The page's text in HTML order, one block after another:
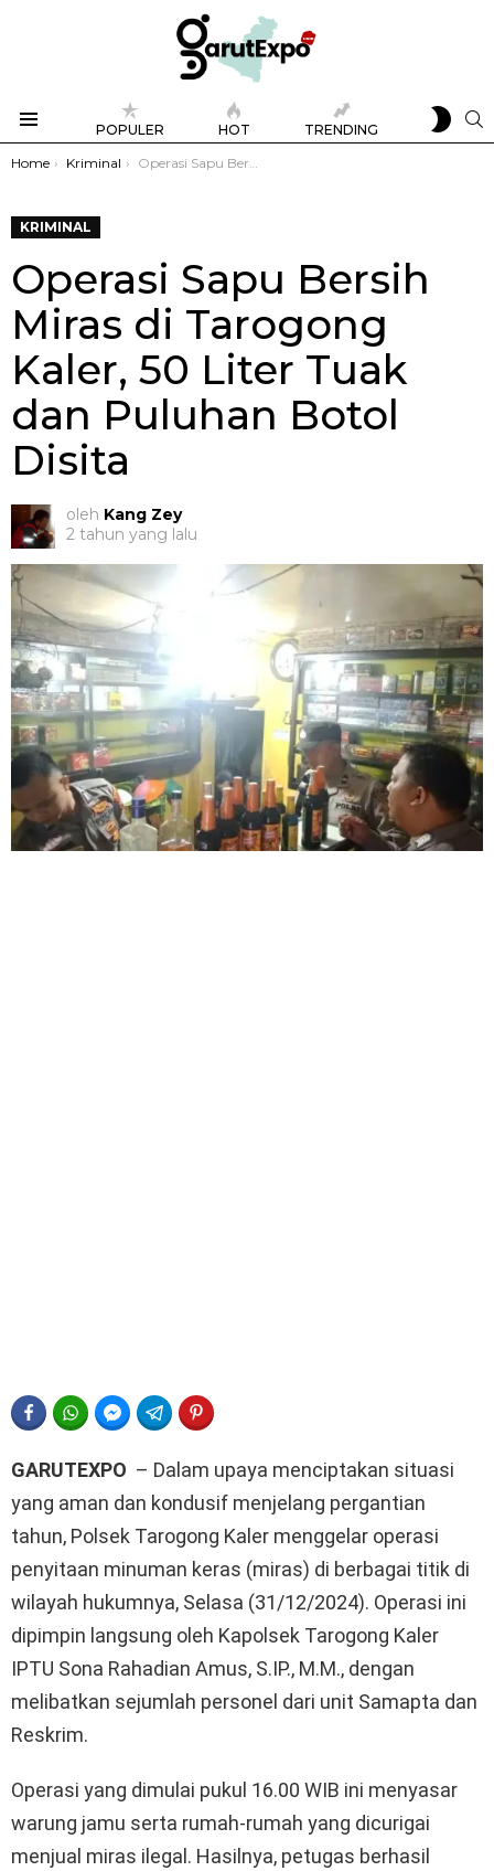
POPULER HOT TRENDING
SKIN
You are here:
Home Kriminal Operasi Sapu Bersih Miras di Tarogong Kaler, 50 Liter Tuak dan Puluhan Botol Disita
KRIMINAL
Operasi Sapu Bersih
Miras di Tarogong
Kaler, 50 Liter Tuak
dan Puluhan Botol
Disita
oleh Kang Zey
2 tahun yang lalu
FACEBOOKWHATSAPPFACEBOOK MESSENGER
TELEGRAM
GARUTEXPO – Dalam upaya menciptakan situasi
yang aman dan kondusif menjelang pergantian
tahun, Polsek Tarogong Kaler menggelar operasi
penyitaan minuman keras (miras) di berbagai titik di
wilayah hukumnya, Selasa (31/12/2024). Operasi ini
dipimpin langsung oleh Kapolsek Tarogong Kaler
IPTU Sona Rahadian Amus, S.IP., M.M., dengan
melibatkan sejumlah personel dari unit Samapta dan
Reskrim.
Operasi yang dimulai pukul 16.00 WIB ini menyasar
warung jamu serta rumah-rumah yang dicurigai
menjual miras ilegal. Hasilnya, petugas berhasil